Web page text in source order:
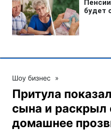
Шоу бизнес »
Притула
сына и раскрыл
домашнее